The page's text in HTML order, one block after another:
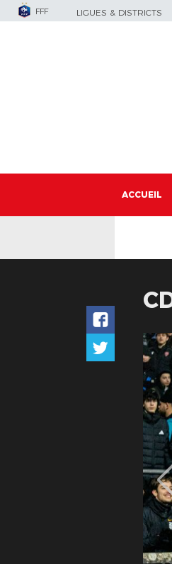
FFF LIGUES & DISTRICTS
ACCUEIL